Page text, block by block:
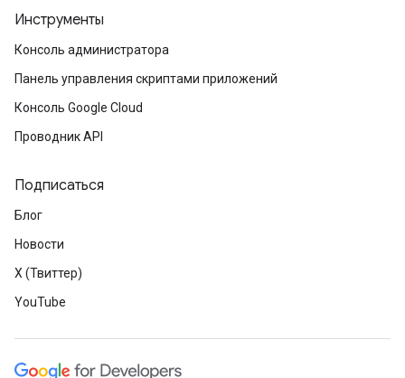
Инструменты
Консоль администратора
Панель управления скриптами приложений
Консоль Google Cloud
Проводник API
Подписаться
Блог
Новости
X (Твиттер)
YouTube